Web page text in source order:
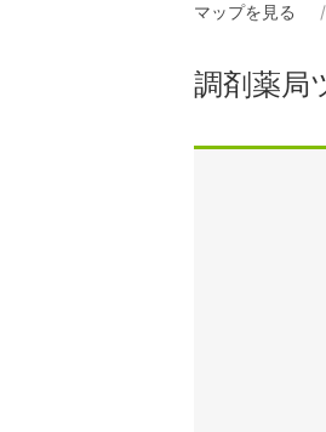
マップを見る
調剤薬局